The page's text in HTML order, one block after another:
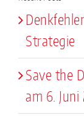
Strategie
Save the
am 6.